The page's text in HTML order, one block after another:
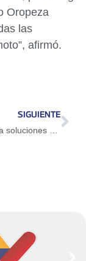
Oropeza
las
afirmó.
SIGUIENTE